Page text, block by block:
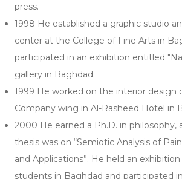
press.
1998 He established a graphic studio
center at the College of Fine Arts in
participated in an exhibition entitled
gallery in Baghdad.
1999 He worked on the interior design
Company wing in Al-Rasheed Hotel in
2000 He earned a Ph.D. in philosophy,
thesis was on “Semiotic Analysis of
and Applications”. He held an
students in Baghdad and participated